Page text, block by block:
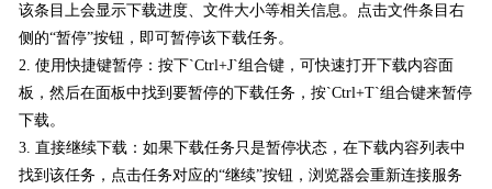
该条目上会显示下载进度、文件大小等相关信息。点击文件条目右
侧的“暂停”按钮，即可暂停该下载任务。
2. 使用快捷键暂停：按下`Ctrl+J`组合键，可快速打开下载内容面
板，然后在面板中找到要暂停的下载任务，按`Ctrl+T`组合键来暂停
下载。
3. 直接继续下载：如果下载任务只是暂停状态，在下载内容列表中
找到该任务，点击任务对应的“继续”按钮，浏览器会重新连接服务